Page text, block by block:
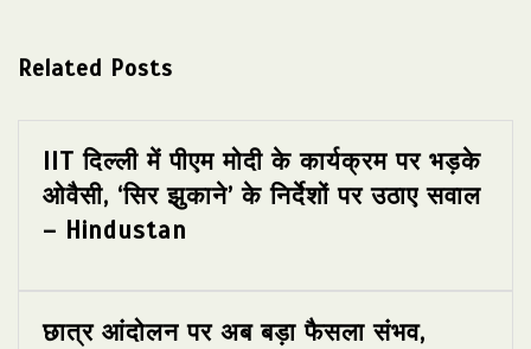
Related Posts
IIT दिल्ली में पीएम मोदी के कार्यक्रम पर भड़के
ओवैसी, ‘सिर झुकाने’ के निर्देशों पर उठाए सवाल
– Hindustan
छात्र आंदोलन पर अब बड़ा फैसला संभव,